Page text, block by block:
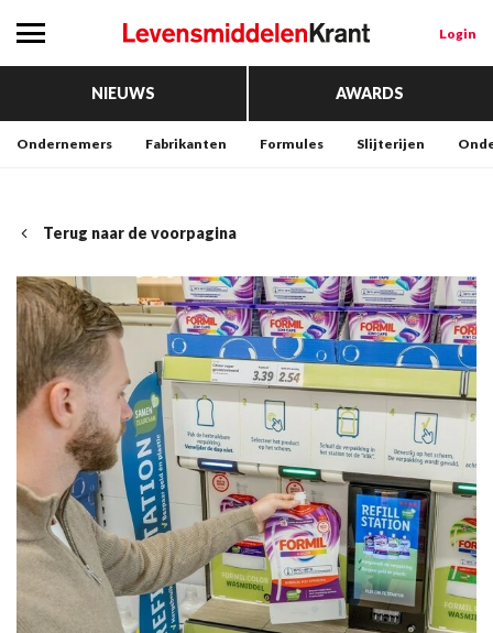
Login
NIEUWS AWARDS
Ondernemers Fabrikanten Formules Slijterijen
Terug naar de voorpagina